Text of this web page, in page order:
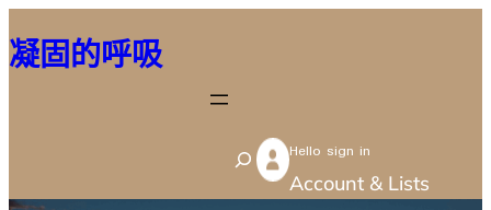
至
容
凝固的呼吸
S
e
Hello sign in
Account & Lists